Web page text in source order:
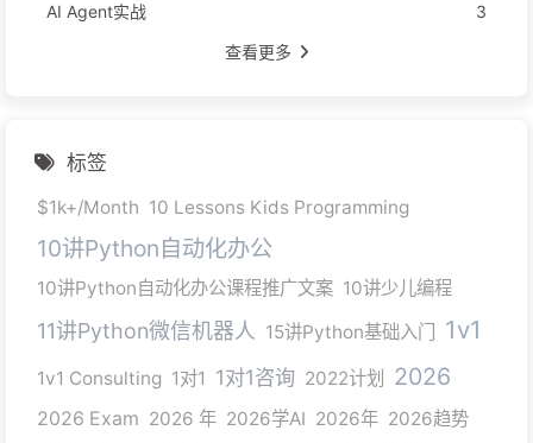
AI Agent实战
3
查看更多
标签
$1k+/Month 10 Lessons Kids Programming
10讲Python自动化办公
10讲Python自动化办公课程推广文案 10讲少儿编程
11讲Python微信机器人 15讲Python基础入门 1v1
1v1 Consulting 1对1 1对1咨询 2022计划 2026
2026 Exam 2026 年 2026学AI 2026年 2026趋势